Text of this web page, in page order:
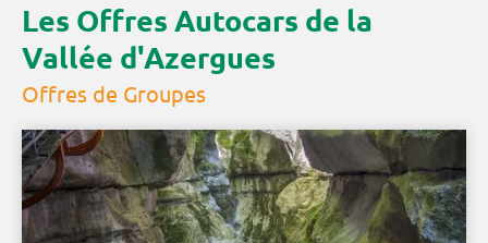
Les Offres Autocars de la
Vallée d'Azergues
Offres de Groupes